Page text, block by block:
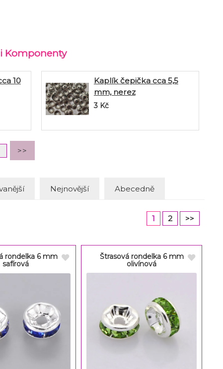
Komponenty
10
Kaplík čepička cca 5,5
mm, nerez
3 Kč
Nejnovější Abecedně
1 2 >>
rondelka 6 mm
safírová
Štrasová rondelka 6 mm
olivínová